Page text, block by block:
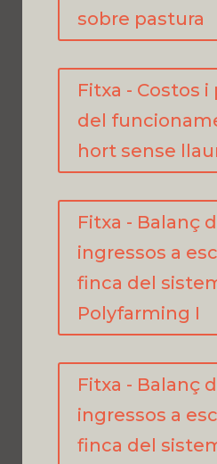
sobre pastura
Fitxa - Costos
del
hort sense
Fitxa - Balanç
ingressos a
finca del
Polyfarming I
Fitxa - Balanç
ingressos a
finca del